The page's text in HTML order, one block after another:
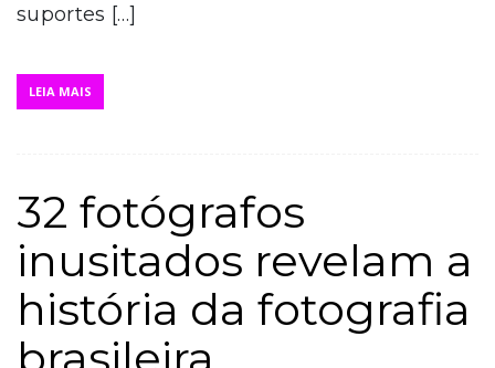
suportes […]
LEIA MAIS
32 fotógrafos
inusitados revelam a
história da fotografia